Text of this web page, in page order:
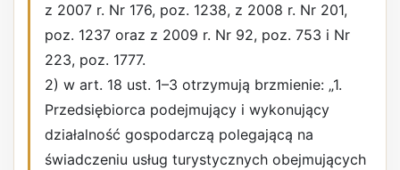
z 2007 r. Nr 176, poz. 1238, z 2008 r. Nr 201,
poz. 1237 oraz z 2009 r. Nr 92, poz. 753 i Nr
223, poz. 1777.
2) w art. 18 ust. 1–3 otrzymują brzmienie: „1.
Przedsiębiorca podejmujący i wykonujący
działalność gospodarczą polegającą na
świadczeniu usług turystycznych obejmujących